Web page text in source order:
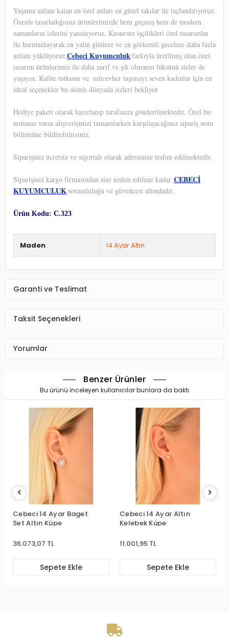
Yaşama anlam katan en özel anları en güzel takılar ile taçlandırıyoruz.
Özenle tasarladığımız ürünlerimizde hem geçmiş hem de modern
zamanların izlerini yansıtıyoruz. Kusursuz işçilikleri özel tasarımlar
ile harmanlayarak en yalın günlere ve en görkemli gecelere daha fazla
anlam yüklüyoruz.Cebeci Kuyumculukfarkıyla üretilmiş olan özel
tasarım ürünlerimiz ile daha zarif ve şık olmanın lüksünü sizler de
yaşayın. Kalite tutkunu ve mücevher taşımayı seven kadınlar için en
ideal seçenekler bu alımlı dünyada sizleri bekliyor
Hediye paketi olarak hazırlanıp tarafınıza gönderilmektedir. Özel bir
notunuz varsa alışverişinizi tamamlarken karşılaşacağınız sipariş notu
bölümüne bildirebilirsiniz.
Siparişiniz ücretsiz ve sigortalı olarak adresinize teslim edilmektedir.
Siparişiniz kargo firmasından size teslim edilene kadar CEBECİ
KUYUMCULUKsorumluluğu ve güvencesi altındadır.
Ürün Kodu: C.323
Maden 14 Ayar Altın
Garanti ve Teslimat
Taksit Seçenekleri
Yorumlar
Benzer Ürünler
Bu ürünü inceleyen kullanıcılar bunlara da baktı
Cebeci 14 Ayar Baget
Set Altın Küpe
36.073,07 TL
Sepete Ekle
Cebeci 14 Ayar Altın
Kelebek Küpe
11.001,95 TL
Sepete Ekle